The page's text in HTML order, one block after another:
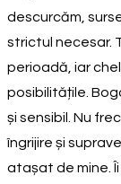
descurcăm,
strictul necesar.
perioadă, iar
posibilitățile.
și sensibil. Nu
îngrijire și
atașat de mine.